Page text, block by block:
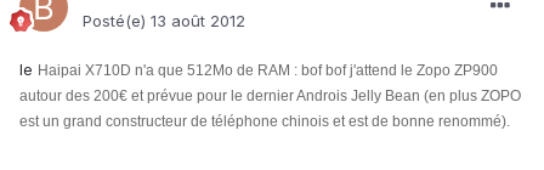
Posté(e) 13 août 2012
le Haipai X710D n'a que 512Mo de RAM : bof bofj'attend le Zopo ZP900
autour des 200€ et prévue pour le dernier Androis Jelly Bean (en plus ZOPO
est un grand constructeur de téléphone chinois et est de bonne renommé).